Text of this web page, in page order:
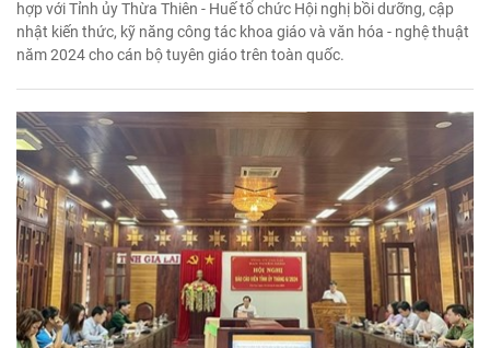
hợp với Tỉnh ủy Thừa Thiên - Huế tổ chức Hội nghị bồi dưỡng, cập
nhật kiến thức, kỹ năng công tác khoa giáo và văn hóa - nghệ thuật
năm 2024 cho cán bộ tuyên giáo trên toàn quốc.